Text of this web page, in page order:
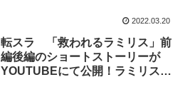
2022.03.20
転スラ 「救われるラミリス」前
編後編のショートストーリーが
YOUTUBEにて公開！ラミリスと